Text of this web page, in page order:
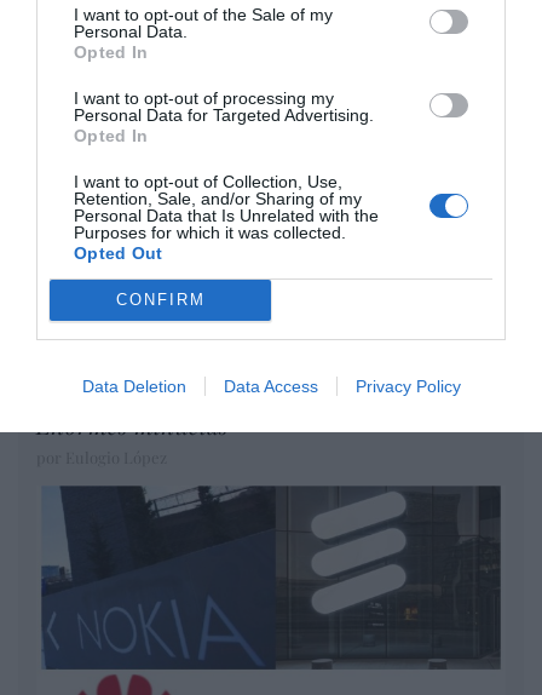
I want to opt-out of the Sale of my
Personal Data.
Opted In
I want to opt-out of processing my
Personal Data for Targeted Advertising.
Opted In
I want to opt-out of Collection, Use,
Retention, Sale, and/or Sharing of my
Personal Data that Is Unrelated with the
Purposes for which it was collected.
Opted Out
CONFIRM
Data Deletion Data Access Privacy Policy
por Hispanidad
Artículos anteriores
DIARIO DE LA CORRUPCIÓN SANCHISTA
Diario de la corrupción sanchista. Hazte
Oír se manifiesta delante de La Mareta:
“Pedro Sánchez es un criminal”
por Redacción
Artículos anteriores
Enormes minucias